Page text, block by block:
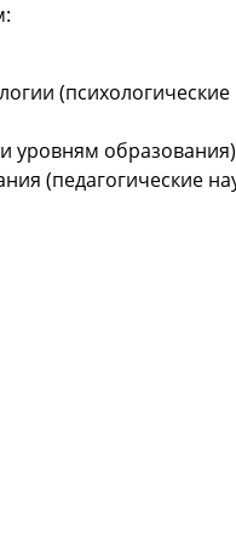
(психологические
уровням
(педагогические